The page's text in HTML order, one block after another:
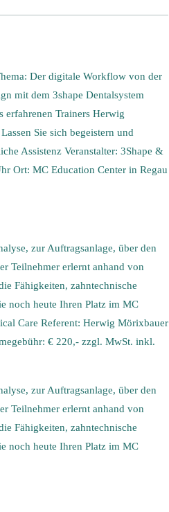
Der digitale Workflow von der
mit dem 3shape Dentalsystem
erfahrenen Trainers Herwig
Sie sich begeistern und
Assistenz Veranstalter: 3Shape &
Ort: MC Education Center in Regau
zur Auftragsanlage, über den
Teilnehmer erlernt anhand von
Fähigkeiten, zahntechnische
noch heute Ihren Platz im MC
Care Referent: Herwig Mörixbauer
€ 220,- zzgl. MwSt. inkl.
zur Auftragsanlage, über den
Teilnehmer erlernt anhand von
Fähigkeiten, zahntechnische
noch heute Ihren Platz im MC